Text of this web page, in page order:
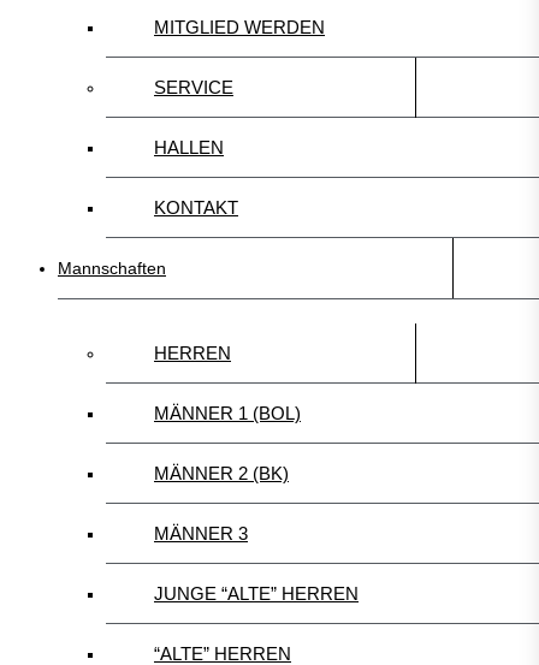
MITGLIED WERDEN
SERVICE
HALLEN
KONTAKT
Mannschaften
HERREN
MÄNNER 1 (BOL)
MÄNNER 2 (BK)
MÄNNER 3
JUNGE “ALTE” HERREN
“ALTE” HERREN